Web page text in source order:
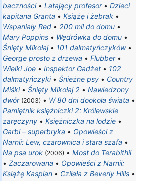
baczności• Latający profesor• Dzieci
kapitana Granta • Książę i żebrak •
Wspaniały Red • 200 mil do domu •
Mary Poppins • Wędrówka do domu •
Śnięty Mikołaj• 101 dalmatyńczyków•
George prosto z drzewa • Flubber•
Wielki Joe • Inspektor Gadżet • 102
dalmatyńczyki• Śnieżne psy • Country
Miśki• Śnięty Mikołaj 2 • Nawiedzony
dwór (2003) • W 80 dni dookoła świata •
Pamiętnik księżniczki 2: Królewskie
zaręczyny • Księżniczka na lodzie •
Garbi – superbryka • Opowieści z
Narnii: Lew, czarownica i stara szafa •
Na psa urok (2006) • Most do Terabithii
• Zaczarowana • Opowieści z Narnii:
Książę Kaspian • Cziłała z Beverly Hills •